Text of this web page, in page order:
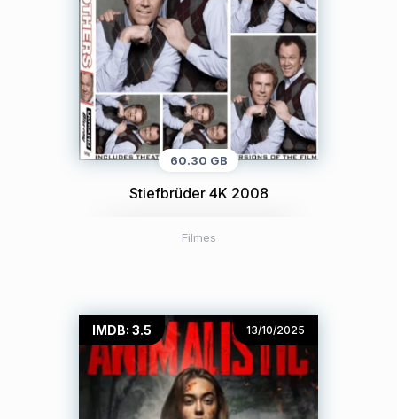
60.30 GB
Stiefbrüder 4K 2008
Filmes
IMDB: 3.5 13/10/2025